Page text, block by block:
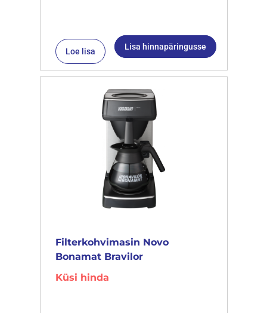
Loe lisa Lisa hinnapäringusse
Filterkohvimasin Novo
Bonamat Bravilor
Küsi hinda